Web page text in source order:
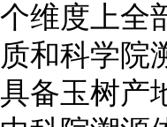
维度上全
和科学院
备玉树产